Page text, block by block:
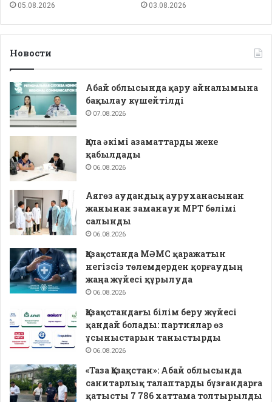
05.08.2026 03.08.2026
Новости
Абай облысында қару айналымына
бақылау күшейтілді
07.08.2026
Қала әкімі азаматтарды жеке
қабылдады
06.08.2026
Аягөз аудандық ауруханасынан
жанынан заманауи МРТ бөлімі
салынды
06.08.2026
Қазақстанда МӘМС қаражатын
негізсіз төлемдерден қорғаудың
жаңа жүйесі құрылуда
06.08.2026
Қазақстандағы білім беру жүйесі
қандай болады: партиялар өз
ұсыныстарын таныстырды
06.08.2026
«Таза Қазақстан»: Абай облысында
санитарлық талаптарды бұзғандарға
қатысты 7 786 хаттама толтырылды